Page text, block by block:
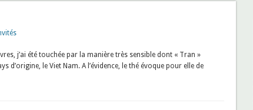
j’ai été touchée par la manière très sensible dont « Tran »
le Viet Nam. A l’évidence, le thé évoque pour elle de